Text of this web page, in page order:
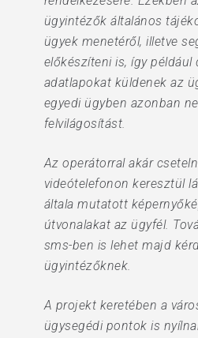
ügyintézők általános
ügyek menetéről, illetve
előkészíteni is, így
adatlapokat küldenek az
egyedi ügyben azonban
felvilágosítást.
Az operátorral akár
videótelefonon keresztül
általa mutatott
útvonalakat az ügyfél.
sms-ben is lehet majd
ügyintézőknek.
A projekt keretében a
ügysegédi pontok is